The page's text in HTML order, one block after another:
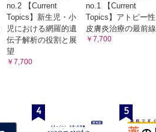
no.2 【Current
Topics】新生児・小
児における網羅的遺
伝子解析の役割と展
望
￥7,700
no.1 【Current
Topics】アトピー性
皮膚炎治療の最前線
￥7,700
4 5